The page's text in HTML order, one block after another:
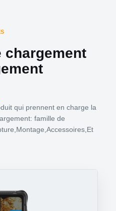
chargement
qui prennent en charge la
famille de